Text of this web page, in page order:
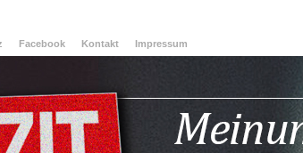
Facebook Kontakt Impressum